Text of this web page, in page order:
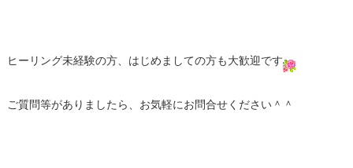
ヒーリング未経験の方、はじめましての方も大歓迎です
ご質問等がありましたら、お気軽にお問合せください＾＾